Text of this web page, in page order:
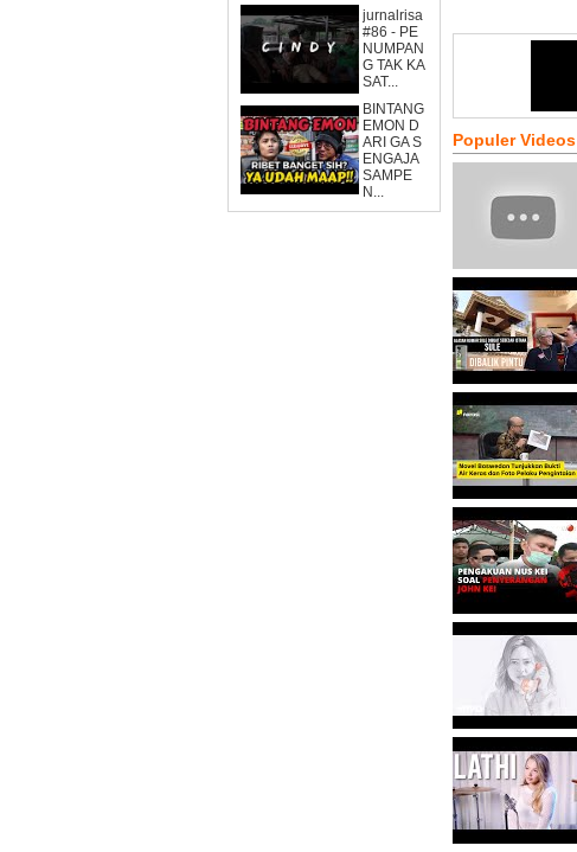
jurnalrisa
#86 - PE
NUMPAN
G TAK KA
SAT...
BINTANG
EMON D
ARI GA S
ENGAJA
SAMPE
N...
Populer Videos